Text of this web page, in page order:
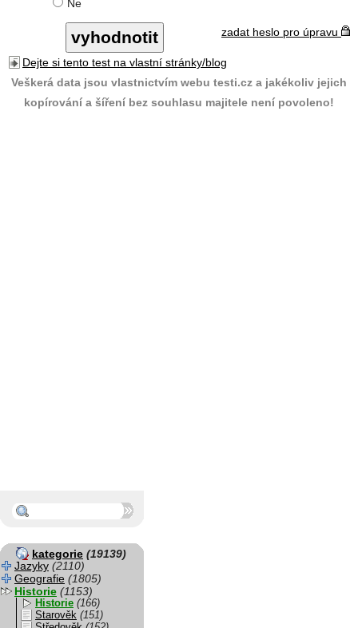
Ne
zadat heslo pro úpravu
Dejte si tento test na vlastní stránky/blog
Veškerá data jsou vlastnictvím webu testi.cz a jakékoliv jejich
kopírování a šíření bez souhlasu majitele není povoleno!
kategorie (19139)
Jazyky (2110)
Geografie (1805)
Historie (1153)
Historie (166)
Starověk (151)